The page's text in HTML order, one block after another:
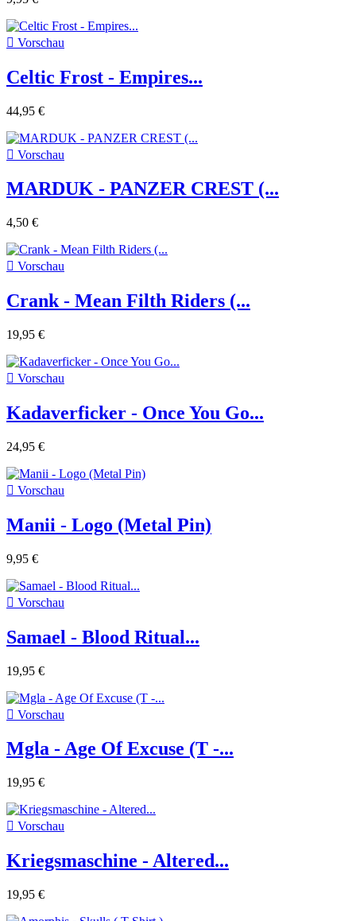
 Vorschau
Celtic Frost - Empires...
44,95 €
 Vorschau
MARDUK - PANZER CREST (...
4,50 €
 Vorschau
Crank - Mean Filth Riders (...
19,95 €
 Vorschau
Kadaverficker - Once You Go...
24,95 €
 Vorschau
Manii - Logo (Metal Pin)
9,95 €
 Vorschau
Samael - Blood Ritual...
19,95 €
 Vorschau
Mgla - Age Of Excuse (T -...
19,95 €
 Vorschau
Kriegsmaschine - Altered...
19,95 €